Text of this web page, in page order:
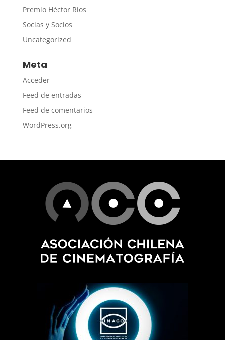
Premio Héctor Ríos
Socias y Socios
Uncategorized
Meta
Acceder
Feed de entradas
Feed de comentarios
WordPress.org